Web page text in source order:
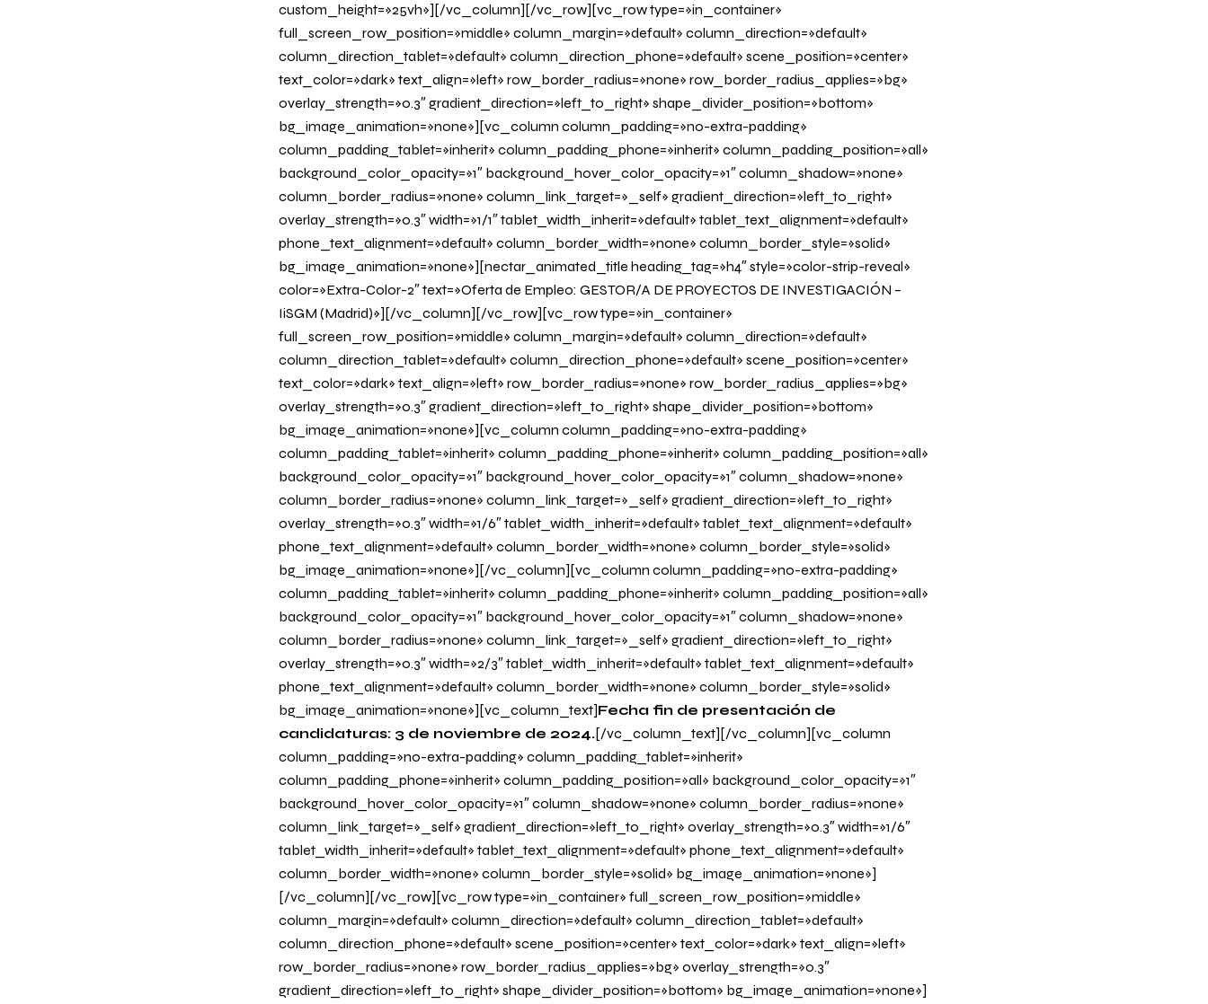
custom_height=»25vh»][/vc_column][/vc_row][vc_row type=»in_container»
full_screen_row_position=»middle» column_margin=»default» column_direction=»default»
column_direction_tablet=»default» column_direction_phone=»default» scene_position=»center»
text_color=»dark» text_align=»left» row_border_radius=»none» row_border_radius_applies=»bg»
overlay_strength=»0.3″ gradient_direction=»left_to_right» shape_divider_position=»bottom»
bg_image_animation=»none»][vc_column column_padding=»no-extra-padding»
column_padding_tablet=»inherit» column_padding_phone=»inherit» column_padding_position=»all»
background_color_opacity=»1″ background_hover_color_opacity=»1″ column_shadow=»none»
column_border_radius=»none» column_link_target=»_self» gradient_direction=»left_to_right»
overlay_strength=»0.3″ width=»1/1″ tablet_width_inherit=»default» tablet_text_alignment=»default»
phone_text_alignment=»default» column_border_width=»none» column_border_style=»solid»
bg_image_animation=»none»][nectar_animated_title heading_tag=»h4″ style=»color-strip-reveal»
color=»Extra-Color-2″ text=»Oferta de Empleo: GESTOR/A DE PROYECTOS DE INVESTIGACIÓN –
IiSGM (Madrid)»][/vc_column][/vc_row][vc_row type=»in_container»
full_screen_row_position=»middle» column_margin=»default» column_direction=»default»
column_direction_tablet=»default» column_direction_phone=»default» scene_position=»center»
text_color=»dark» text_align=»left» row_border_radius=»none» row_border_radius_applies=»bg»
overlay_strength=»0.3″ gradient_direction=»left_to_right» shape_divider_position=»bottom»
bg_image_animation=»none»][vc_column column_padding=»no-extra-padding»
column_padding_tablet=»inherit» column_padding_phone=»inherit» column_padding_position=»all»
background_color_opacity=»1″ background_hover_color_opacity=»1″ column_shadow=»none»
column_border_radius=»none» column_link_target=»_self» gradient_direction=»left_to_right»
overlay_strength=»0.3″ width=»1/6″ tablet_width_inherit=»default» tablet_text_alignment=»default»
phone_text_alignment=»default» column_border_width=»none» column_border_style=»solid»
bg_image_animation=»none»][/vc_column][vc_column column_padding=»no-extra-padding»
column_padding_tablet=»inherit» column_padding_phone=»inherit» column_padding_position=»all»
background_color_opacity=»1″ background_hover_color_opacity=»1″ column_shadow=»none»
column_border_radius=»none» column_link_target=»_self» gradient_direction=»left_to_right»
overlay_strength=»0.3″ width=»2/3″ tablet_width_inherit=»default» tablet_text_alignment=»default»
phone_text_alignment=»default» column_border_width=»none» column_border_style=»solid»
bg_image_animation=»none»][vc_column_text]Fecha fin de presentación de
candidaturas: 3 de noviembre de 2024.[/vc_column_text][/vc_column][vc_column
column_padding=»no-extra-padding» column_padding_tablet=»inherit»
column_padding_phone=»inherit» column_padding_position=»all» background_color_opacity=»1″
background_hover_color_opacity=»1″ column_shadow=»none» column_border_radius=»none»
column_link_target=»_self» gradient_direction=»left_to_right» overlay_strength=»0.3″ width=»1/6″
tablet_width_inherit=»default» tablet_text_alignment=»default» phone_text_alignment=»default»
column_border_width=»none» column_border_style=»solid» bg_image_animation=»none»]
[/vc_column][/vc_row][vc_row type=»in_container» full_screen_row_position=»middle»
column_margin=»default» column_direction=»default» column_direction_tablet=»default»
column_direction_phone=»default» scene_position=»center» text_color=»dark» text_align=»left»
row_border_radius=»none» row_border_radius_applies=»bg» overlay_strength=»0.3″
gradient_direction=»left_to_right» shape_divider_position=»bottom» bg_image_animation=»none»]